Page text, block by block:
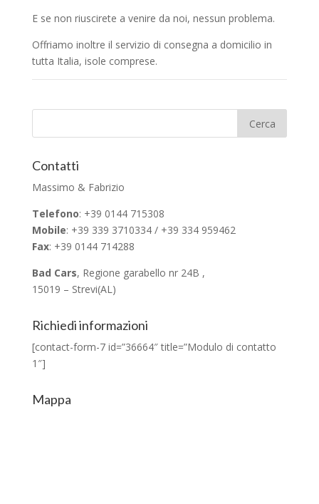
E se non riuscirete a venire da noi, nessun problema.
Offriamo inoltre il servizio di consegna a domicilio in
tutta Italia, isole comprese.
Contatti
Massimo & Fabrizio
Telefono: +39 0144 715308
Mobile: +39 339 3710334 / +39 334 959462
Fax: +39 0144 714288
Bad Cars, Regione garabello nr 24B ,
15019 – Strevi(AL)
Richiedi informazioni
[contact-form-7 id=”36664″ title=”Modulo di contatto
1″]
Mappa